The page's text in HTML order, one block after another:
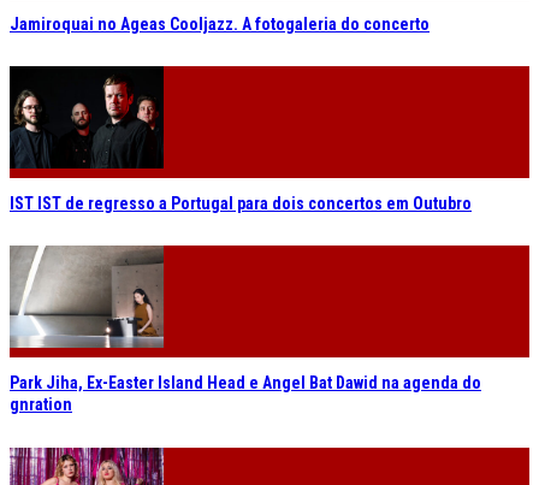
Jamiroquai no Ageas Cooljazz. A fotogaleria do concerto
IST IST de regresso a Portugal para dois concertos em Outubro
Park Jiha, Ex-Easter Island Head e Angel Bat Dawid na agenda do
gnration